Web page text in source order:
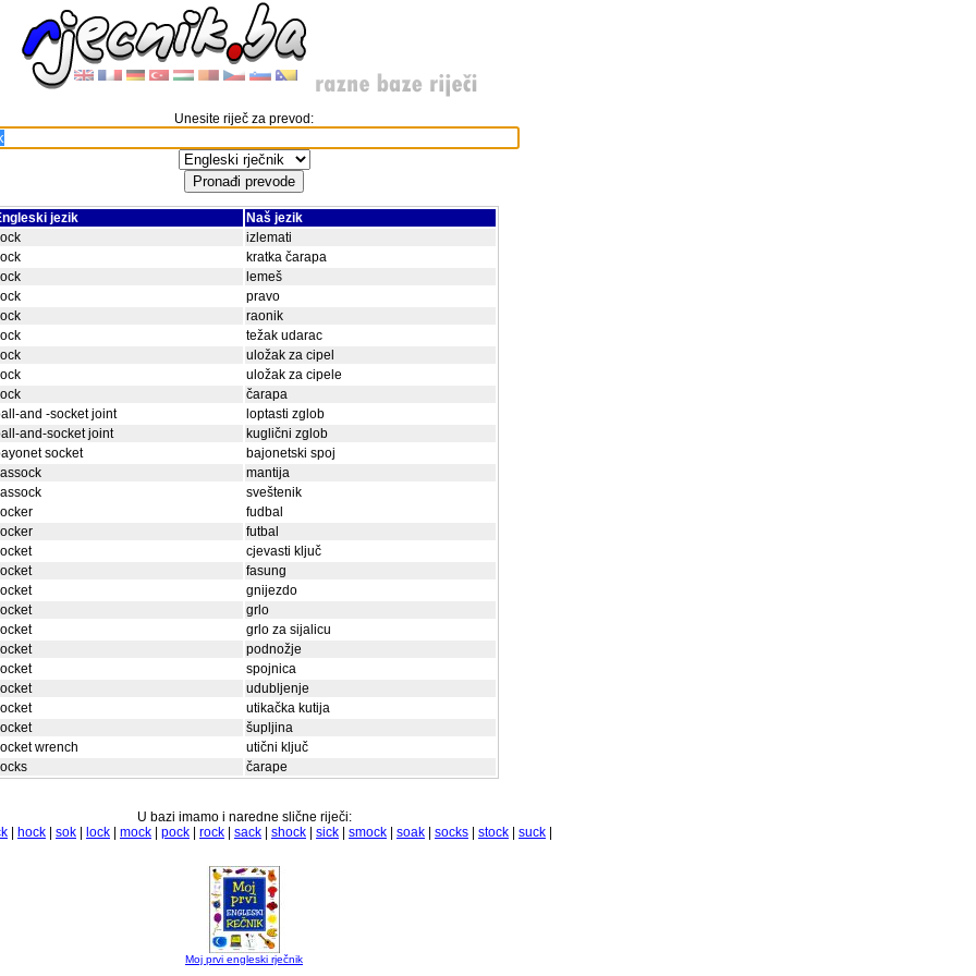
Unesite riječ za prevod:
jezik
Naš jezik
izlemati
kratka čarapa
lemeš
pravo
raonik
težak udarac
uložak za cipel
uložak za cipele
čarapa
and -socket joint
loptasti zglob
and-socket joint
kuglični zglob
socket
bajonetski spoj
mantija
sveštenik
fudbal
futbal
cjevasti ključ
fasung
gnijezdo
grlo
grlo za sijalicu
podnožje
spojnica
udubljenje
utikačka kutija
šupljina
wrench
utični ključ
čarape
U bazi imamo i naredne slične riječi:
hock sok lock mock pock rock sack shock sick smock soak socks stock suck
Moj prvi engleski rječnik